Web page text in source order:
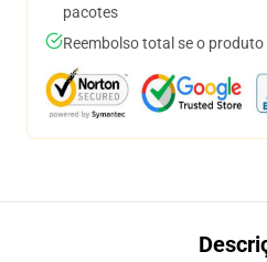
pacotes
Reembolso total se o